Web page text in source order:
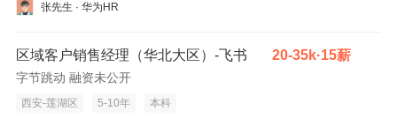
7. Experience in team management is a plus.
9. Ability to build rapport.
张先生 · 华为HR
区域客户销售经理（华北大区）-飞书 20-35k·15薪
字节跳动 融资未公开
西安-莲湖区 5-10年 本科